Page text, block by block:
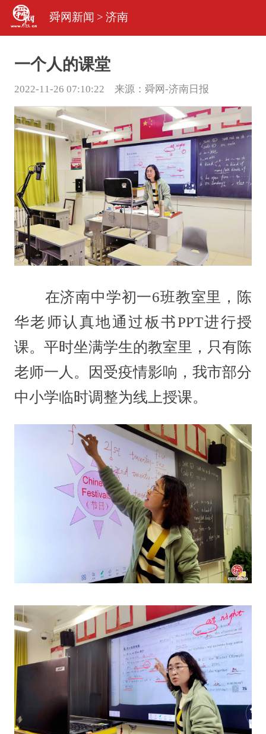
舜网新闻 > 济南
一个人的课堂
2022-11-26 07:10:22 来源： 舜网-济南日报
在济南中学初一6班教室里，陈
华老师认真地通过板书PPT进行授
课。平时坐满学生的教室里，只有陈
老师一人。因受疫情影响，我市部分
中小学临时调整为线上授课。